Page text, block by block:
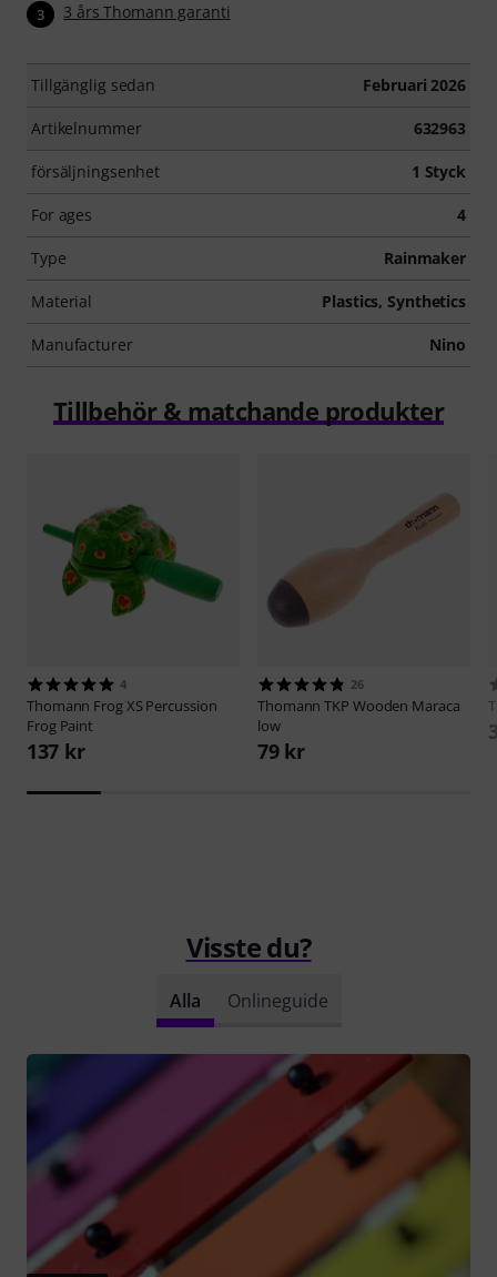
3 3 års Thomann garanti
Tillgänglig sedan Februari 2026
Artikelnummer 632963
försäljningsenhet 1 Styck
For ages 4
Type Rainmaker
Material Plastics, Synthetics
Manufacturer Nino
Tillbehör & matchande produkter
4
Thomann Frog XS Percussion
Frog Paint
137 kr
26
ThomannTKP Wooden Maraca
low
79 kr
Visste du?
Alla Onlineguide